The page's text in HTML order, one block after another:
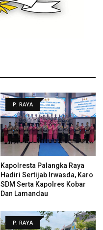
P. RAYA
Kapolresta Palangka Raya
Hadiri Sertijab Irwasda, Karo
SDM Serta Kapolres Kobar
Dan Lamandau
P. RAYA